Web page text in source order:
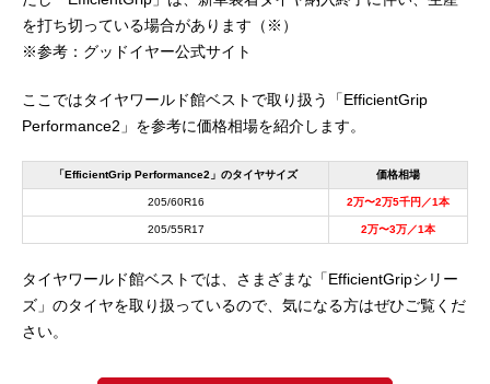
を打ち切っている場合があります（※）
※参考：グッドイヤー公式サイト
ここではタイヤワールド館ベストで取り扱う「EfficientGrip
Performance2」を参考に価格相場を紹介します。
「EfficientGrip Performance2」のタイヤサイズ 価格相場
205/60R16 2万〜2万5千円／1本
205/55R17 2万〜3万／1本
タイヤワールド館ベストでは、さまざまな「EfficientGripシリー
ズ」のタイヤを取り扱っているので、気になる方はぜひご覧くだ
さい。